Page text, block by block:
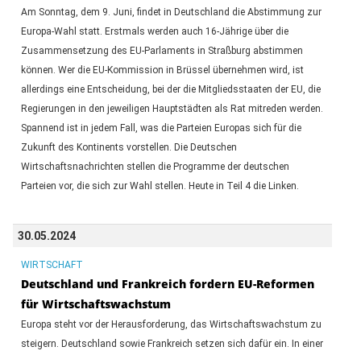
Am Sonntag, dem 9. Juni, findet in Deutschland die Abstimmung zur
Europa-Wahl statt. Erstmals werden auch 16-Jährige über die
Zusammensetzung des EU-Parlaments in Straßburg abstimmen
können. Wer die EU-Kommission in Brüssel übernehmen wird, ist
allerdings eine Entscheidung, bei der die Mitgliedsstaaten der EU, die
Regierungen in den jeweiligen Hauptstädten als Rat mitreden werden.
Spannend ist in jedem Fall, was die Parteien Europas sich für die
Zukunft des Kontinents vorstellen. Die Deutschen
Wirtschaftsnachrichten stellen die Programme der deutschen
Parteien vor, die sich zur Wahl stellen. Heute in Teil 4 die Linken.
30.05.2024
WIRTSCHAFT
Deutschland und Frankreich fordern EU-Reformen
für Wirtschaftswachstum
Europa steht vor der Herausforderung, das Wirtschaftswachstum zu
steigern. Deutschland sowie Frankreich setzen sich dafür ein. In einer